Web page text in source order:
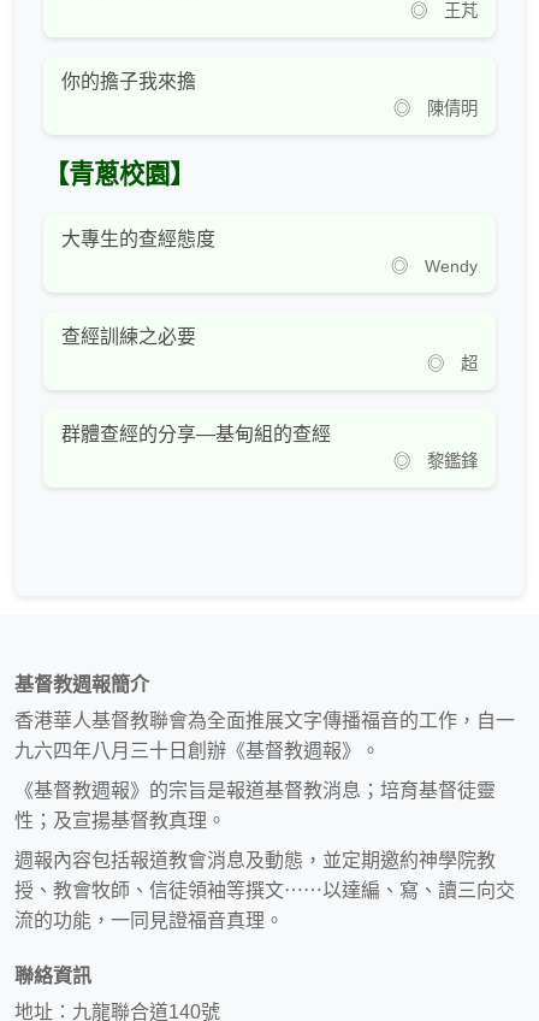
◎ 王芃
你的擔子我來擔
◎ 陳倩明
【青蔥校園】
大專生的查經態度
◎ Wendy
查經訓練之必要
◎ 超
群體查經的分享—基甸組的查經
◎ 黎鑑鋒
基督教週報簡介
香港華人基督教聯會為全面推展文字傳播福音的工作，自一
九六四年八月三十日創辦《基督教週報》。
《基督教週報》的宗旨是報道基督教消息；培育基督徒靈
性；及宣揚基督教真理。
週報內容包括報道教會消息及動態，並定期邀約神學院教
授、教會牧師、信徒領袖等撰文⋯⋯以達編、寫、讀三向交
流的功能，一同見證福音真理。
聯絡資訊
地址：九龍聯合道140號